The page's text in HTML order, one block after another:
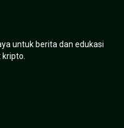
untuk berita dan edukasi